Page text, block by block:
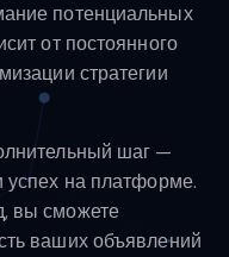
потенциальных
от постоянного
стратегии
шаг —
на платформе.
вы сможете
ваших объявлений